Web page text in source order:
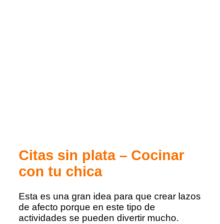
Citas sin plata – Cocinar
con tu chica
Esta es una gran idea para que crear lazos
de afecto porque en este tipo de
actividades se pueden divertir mucho.